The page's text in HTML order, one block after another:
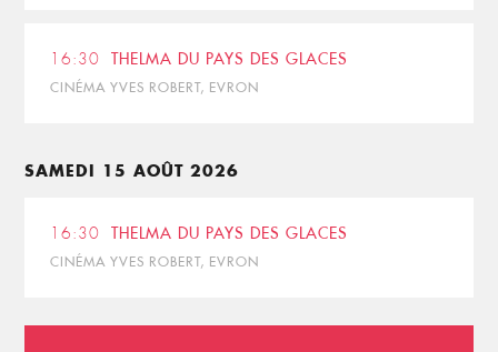
16:30 THELMA DU PAYS DES GLACES
CINÉMA YVES ROBERT, EVRON
SAMEDI 15 AOÛT 2026
16:30 THELMA DU PAYS DES GLACES
CINÉMA YVES ROBERT, EVRON